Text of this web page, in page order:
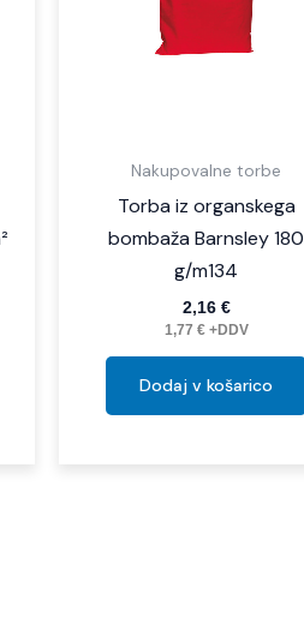
Nakupovalne torbe
Torba iz organskega
bombaža Barnsley 180
g/m134
2,16 €
1,77 €+DDV
Dodaj v košarico